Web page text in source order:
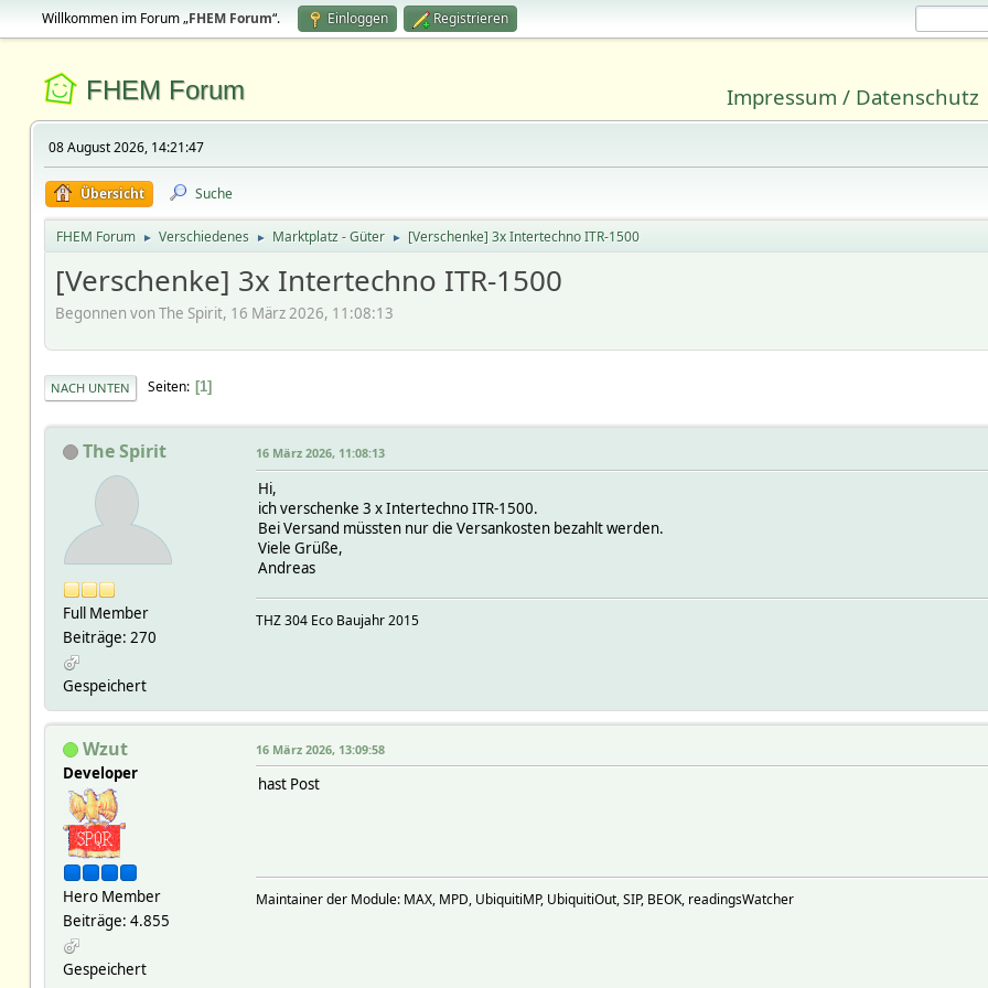
Willkommen im Forum „FHEM Forum“. Einloggen Registrieren
FHEM Forum Impressum / Datenschutz
08 August 2026, 14:21:47
Übersicht Suche
FHEM Forum ► Verschiedenes ► Marktplatz - Güter ► [Verschenke] 3x Intertechno ITR-1500
[Verschenke] 3x Intertechno ITR-1500
Begonnen von The Spirit, 16 März 2026, 11:08:13
NACH UNTEN Seiten 1
The Spirit
Full Member
Beiträge: 270
Gespeichert
16 März 2026, 11:08:13
Hi,
ich verschenke 3 x Intertechno ITR-1500.
Bei Versand müssten nur die Versankosten bezahlt werden.
Viele Grüße,
Andreas
THZ 304 Eco Baujahr 2015
Wzut
Developer
Hero Member
Beiträge: 4.855
Gespeichert
16 März 2026, 13:09:58
hast Post
Maintainer der Module: MAX, MPD, UbiquitiMP, UbiquitiOut, SIP, BEOK, readingsWatcher